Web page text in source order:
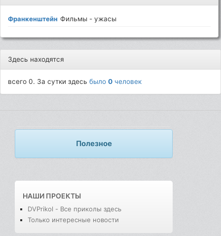
Франкенштейн Фильмы - ужасы
Здесь находятся
всего 0. За сутки здесьбыло0 человек
Полезное
НАШИ ПРОЕКТЫ
DVPrikol - Все приколы здесь
Только интересные новости